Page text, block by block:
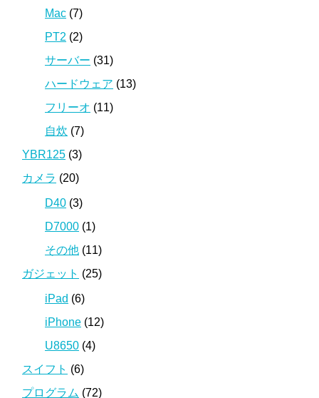
Mac (7)
PT2 (2)
サーバー (31)
ハードウェア (13)
フリーオ (11)
自炊 (7)
YBR125 (3)
カメラ (20)
D40 (3)
D7000 (1)
その他 (11)
ガジェット (25)
iPad (6)
iPhone (12)
U8650 (4)
スイフト (6)
プログラム (72)